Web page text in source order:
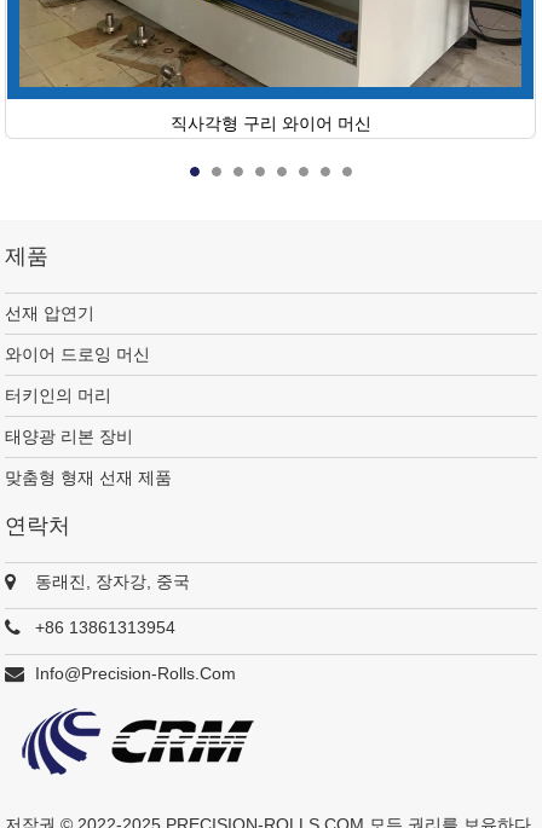
직사각형 구리 와이어 머신
제품
선재 압연기
와이어 드로잉 머신
터키인의 머리
태양광 리본 장비
맞춤형 형재 선재 제품
연락처
동래진, 장자강, 중국
+86 13861313954
Info@precision-Rolls.com
저작권 © 2022-2025 PRECISION-ROLLS.COM 모든 권리를 보유하다